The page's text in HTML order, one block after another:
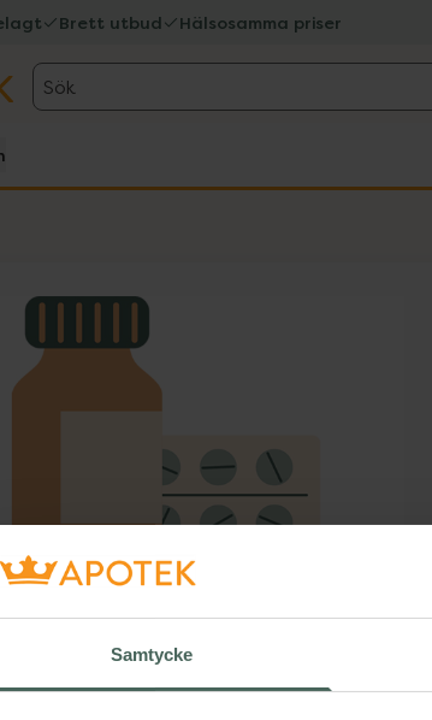
Samtycke
Brett utbud Hälsosamma priser
Sök
1 objekt.